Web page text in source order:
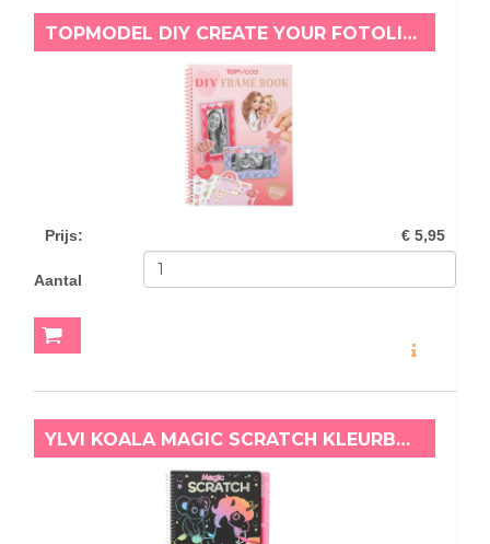
TOPMODEL DIY CREATE YOUR FOTOLIJST
Prijs: € 5,95
Aantal
YLVI KOALA MAGIC SCRATCH KLEURBOEK